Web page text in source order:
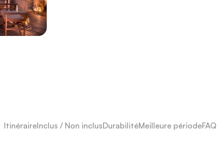
ItinéraireInclus / Non inclusDurabilitéMeilleure périodeFAQ